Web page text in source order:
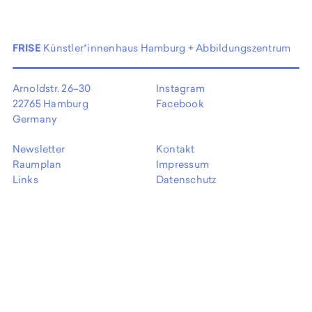
FRISE Künstler*innenhaus Hamburg + Abbildungszentrum
Arnoldstr. 26–30
22765 Hamburg
Germany
Instagram
Facebook
Newsletter
Raumplan
Links
Kontakt
Impressum
Datenschutz